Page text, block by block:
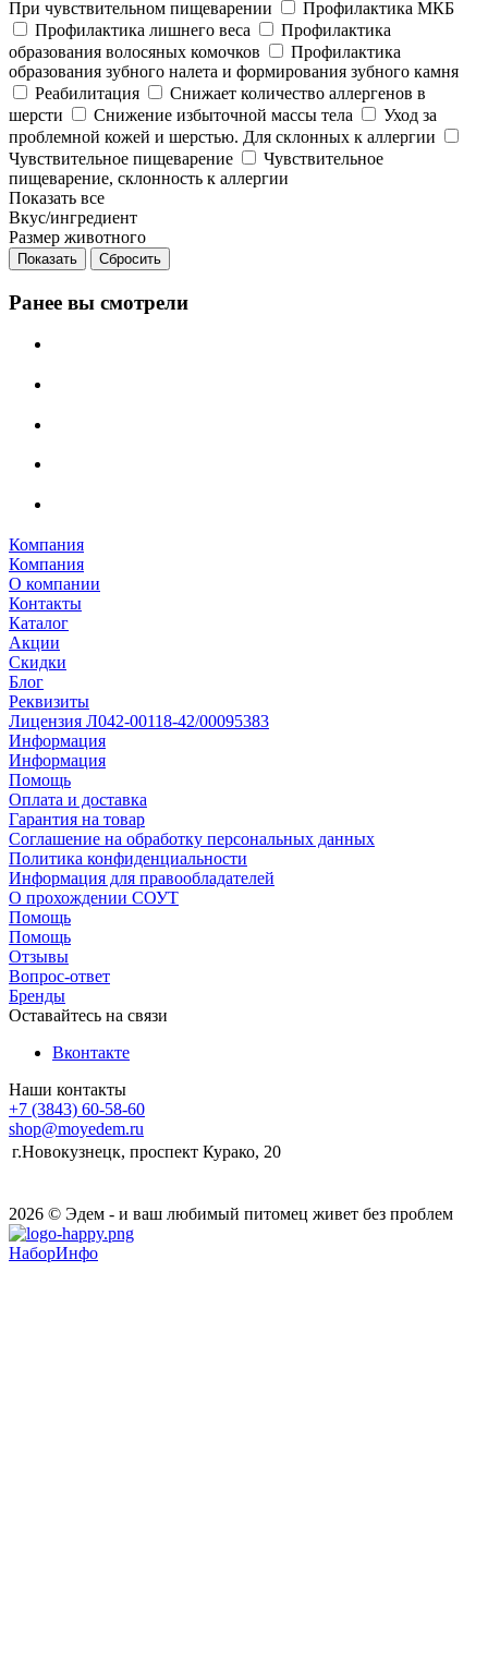
При чувствительном пищеварении
Профилактика МКБ
Профилактика лишнего веса
Профилактика
образования волосяных комочков
Профилактика
образования зубного налета и формирования зубного камня
Реабилитация
Снижает количество аллергенов в
шерсти
Снижение избыточной массы тела
Уход за
проблемной кожей и шерстью. Для склонных к аллергии
Чувствительное пищеварение
Чувствительное
пищеварение, склонность к аллергии
Показать все
Вкус/ингредиент
Размер животного
Сбросить
Ранее вы смотрели
Компания
Компания
О компании
Контакты
Каталог
Акции
Скидки
Блог
Реквизиты
Лицензия Л042-00118-42/00095383
Информация
Информация
Помощь
Оплата и доставка
Гарантия на товар
Соглашение на обработку персональных данных
Политика конфиденциальности
Информация для правообладателей
О прохождении СОУТ
Помощь
Помощь
Отзывы
Вопрос-ответ
Бренды
Оставайтесь на связи
Вконтакте
Наши контакты
+7 (3843) 60-58-60
shop@moyedem.ru
г.Новокузнецк, проспект Курако, 20
2026 © Эдем - и ваш любимый питомец живет без проблем
НаборИнфо